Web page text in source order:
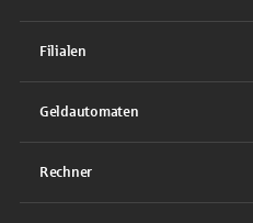
Filialen
Geldautomaten
Rechner